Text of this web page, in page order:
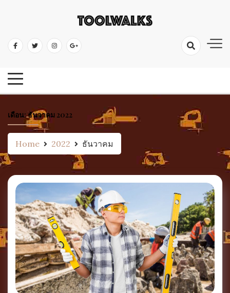
เครื่องมือช่าง เครื่องมือช่างไม้
เดือน:ธันวาคม 2022
Home 2022 ธันวาคม